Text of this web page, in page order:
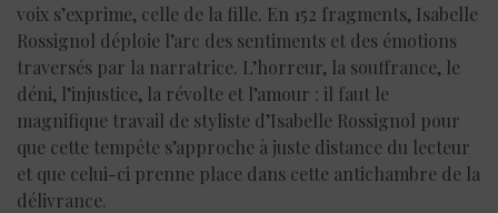
voix s’exprime, celle de la fille. En 152 fragments, Isabelle
Rossignol déploie l’arc des sentiments et des émotions
traversés par la narratrice. L’horreur, la souffrance, le
déni, l’injustice, la révolte et l’amour : il faut le
magnifique travail de styliste d’Isabelle Rossignol pour
que cette tempête s’approche à juste distance du lecteur
et que celui-ci prenne place dans cette antichambre de la
délivrance.